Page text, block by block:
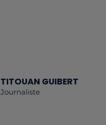
TITOUAN GUIBERT
Journaliste